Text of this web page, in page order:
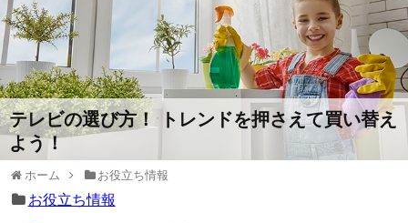
テレビの選び方！ トレンドを押さえて買い替え
よう！
ホーム お役立ち情報
お役立ち情報